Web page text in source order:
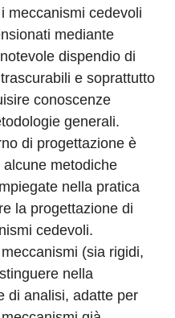
meccanismi cedevoli
mediante
dispendio di
e soprattutto
conoscenze
generali.
di progettazione è
metodiche
nella pratica
la progettazione di
cedevoli.
(sia rigidi,
nella
di analisi, adatte per